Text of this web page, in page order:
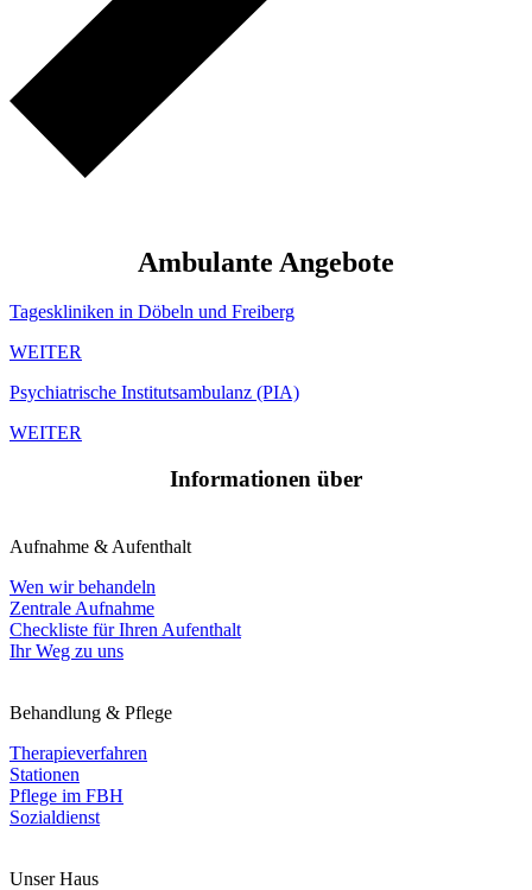
Ambulante Angebote
Tages­kliniken in Döbeln und Freiberg
WEITER
Psychiatrische Instituts­ambulanz (PIA)
WEITER
Informationen über
Aufnahme & Aufenthalt
Wen wir behandeln
Zentrale Aufnahme
Checkliste für Ihren Aufenthalt
Ihr Weg zu uns
Behandlung & Pflege
Therapieverfahren
Stationen
Pflege im FBH
Sozialdienst
Unser Haus